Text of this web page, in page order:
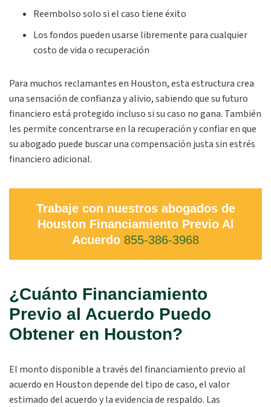
Reembolso solo si el caso tiene éxito
Los fondos pueden usarse libremente para cualquier
costo de vida o recuperación
Para muchos reclamantes en Houston, esta estructura crea
una sensación de confianza y alivio, sabiendo que su futuro
financiero está protegido incluso si su caso no gana. También
les permite concentrarse en la recuperación y confiar en que
su abogado puede buscar una compensación justa sin estrés
financiero adicional.
Trabaje con nuestros abogados de
Houston Financiamiento Previo Al
Acuerdo 855-386-3968
¿Cuánto Financiamiento
Previo al Acuerdo Puedo
Obtener en Houston?
El monto disponible a través del financiamiento previo al
acuerdo en Houston depende del tipo de caso, el valor
estimado del acuerdo y la evidencia de respaldo. Las